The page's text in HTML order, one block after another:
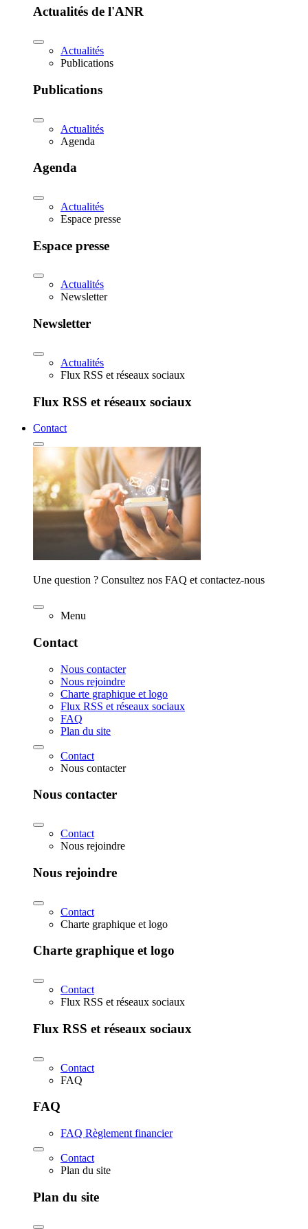
Actualités de l'ANR
Actualités
Publications
Publications
Actualités
Agenda
Agenda
Actualités
Espace presse
Espace presse
Actualités
Newsletter
Newsletter
Actualités
Flux RSS et réseaux sociaux
Flux RSS et réseaux sociaux
Contact
Une question ? Consultez nos FAQ et contactez-nous
Menu
Contact
Nous contacter
Nous rejoindre
Charte graphique et logo
Flux RSS et réseaux sociaux
FAQ
Plan du site
Contact
Nous contacter
Nous contacter
Contact
Nous rejoindre
Nous rejoindre
Contact
Charte graphique et logo
Charte graphique et logo
Contact
Flux RSS et réseaux sociaux
Flux RSS et réseaux sociaux
Contact
FAQ
FAQ
FAQ Règlement financier
Contact
Plan du site
Plan du site